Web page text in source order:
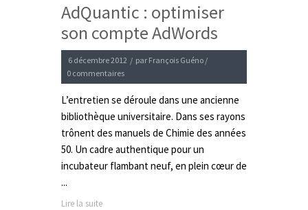
AdQuantic : optimiser
son compte AdWords
6 décembre 2012 / par François Guéno /
0 commentaires
L’entretien se déroule dans une ancienne
bibliothèque universitaire. Dans ses rayons
trônent des manuels de Chimie des années
50. Un cadre authentique pour un
incubateur flambant neuf, en plein cœur de
...
Lire la suite